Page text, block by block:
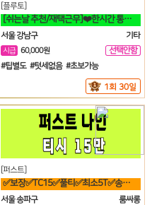
[플루토]
[쉬는날 추천/재택근무]❤️한시간 통화시 64,800원❤️당일지급❤️영상
서울 강남구
기타
시급 60,000원
선택안함
#팁별도 #텃세없음 #초보가능
1회 30일
[퍼스트]
✅보장✅TC15✅풀티✅최소5T✅송파✅방이✅잠실✅석촌✅강남역삼✅선릉
서울 송파구
룸싸롱